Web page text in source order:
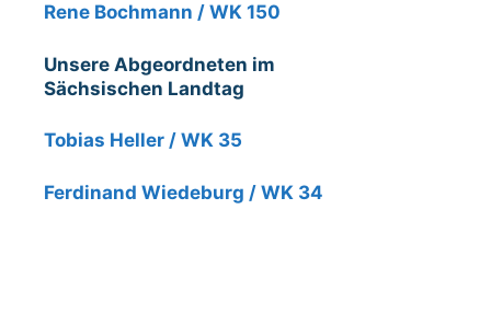
Rene Bochmann / WK 150
Unsere Abgeordneten im
Sächsischen Landtag
Tobias Heller / WK 35
Ferdinand Wiedeburg / WK 34